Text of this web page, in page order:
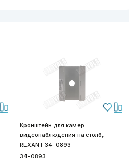
Кронштейн для камер
видеонаблюдения на столб,
REXANT 34-0893
34-0893